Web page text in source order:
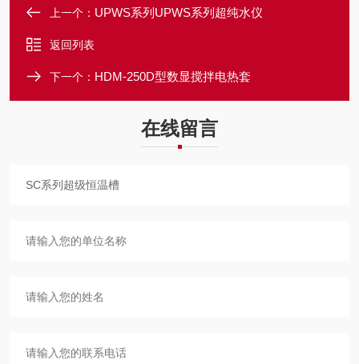
上一个： UPWS系列UPWS系列超纯水仪
返回列表
下一个： HDM-250D型数显搅拌电热套
在线留言